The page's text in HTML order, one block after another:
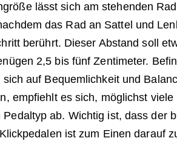
lässt sich am stehenden
das Rad an Sattel und
berührt. Dieser Abstand soll
2,5 bis fünf Zentimeter.
auf Bequemlichkeit und
empfiehlt es sich, möglichst
Pedaltyp ab. Wichtig ist, dass der
ist zum Einen darauf